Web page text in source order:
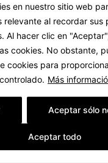
en nuestro sitio web
relevante al recordar sus
Al hacer clic en
cookies. No obstante,
cookies para
Más
Aceptar sólo
Aceptar todo
+